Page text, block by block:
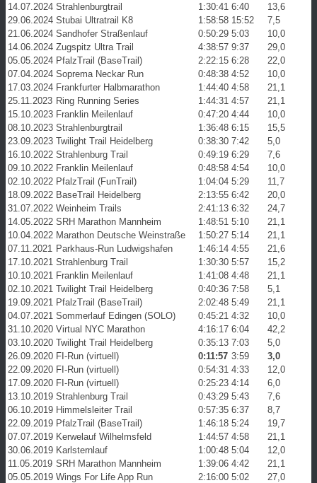
14.07.2024 Strahlenburgtrail 1:30:41 6:40
13,6
29.06.2024 Stubai Ultratrail K8 1:58:58 15:52
7,5
21.06.2024 Sandhofer Straßenlauf 0:50:29 5:03
10,0
14.06.2024 Zugspitz Ultra Trail 4:38:57 9:37
29,0
05.05.2024 PfalzTrail (BaseTrail) 2:22:15 6:28
22,0
07.04.2024 Soprema Neckar Run 0:48:38 4:52
10,0
17.03.2024 Frankfurter Halbmarathon 1:44:40 4:58
21,1
25.11.2023 Ring Running Series 1:44:31 4:57
21,1
15.10.2023 Franklin Meilenlauf 0:47:20 4:44
10,0
08.10.2023 Strahlenburgtrail 1:36:48 6:15
15,5
23.09.2023 Twilight Trail Heidelberg 0:38:30 7:42
5,0
16.10.2022 Strahlenburg Trail 0:49:19 6:29
7,6
09.10.2022 Franklin Meilenlauf 0:48:58 4:54
10,0
02.10.2022 PfalzTrail (FunTrail) 1:04:04 5:29
11,7
18.09.2022 BaseTrail Heidelberg 2:13:55 6:42
20,0
31.07.2022 Weinheim Trails 2:41:13 6:32
24,7
14.05.2022 SRH Marathon Mannheim 1:48:51 5:10
21,1
10.04.2022 Marathon Deutsche Weinstraße 1:50:27 5:14
21,1
07.11.2021 Parkhaus-Run Ludwigshafen 1:46:14 4:55
21,6
17.10.2021 Strahlenburg Trail 1:30:30 5:57
15,2
10.10.2021 Franklin Meilenlauf 1:41:08 4:48
21,1
02.10.2021 Twilight Trail Heidelberg 0:40:36 7:58
5,1
19.09.2021 PfalzTrail (BaseTrail) 2:02:48 5:49
21,1
04.07.2021 Sommerlauf Edingen (SOLO) 0:45:21 4:32
10,0
31.10.2020 Virtual NYC Marathon 4:16:17 6:04
42,2
03.10.2020 Twilight Trail Heidelberg 0:35:13 7:03
5,0
26.09.2020 FI-Run (virtuell) 0:11:57 3:59
3,0
22.09.2020 FI-Run (virtuell) 0:54:31 4:33
12,0
17.09.2020 FI-Run (virtuell) 0:25:23 4:14
6,0
13.10.2019 Strahlenburg Trail 0:43:29 5:43
7,6
06.10.2019 Himmelsleiter Trail 0:57:35 6:37
8,7
22.09.2019 PfalzTrail (BaseTrail) 1:46:18 5:24
19,7
07.07.2019 Kerwelauf Wilhelmsfeld 1:44:57 4:58
21,1
30.06.2019 Karlsternlauf 1:00:48 5:04
12,0
11.05.2019 SRH Marathon Mannheim 1:39:06 4:42
21,1
05.05.2019 Wings For Life App Run 2:16:00 5:02
27,0